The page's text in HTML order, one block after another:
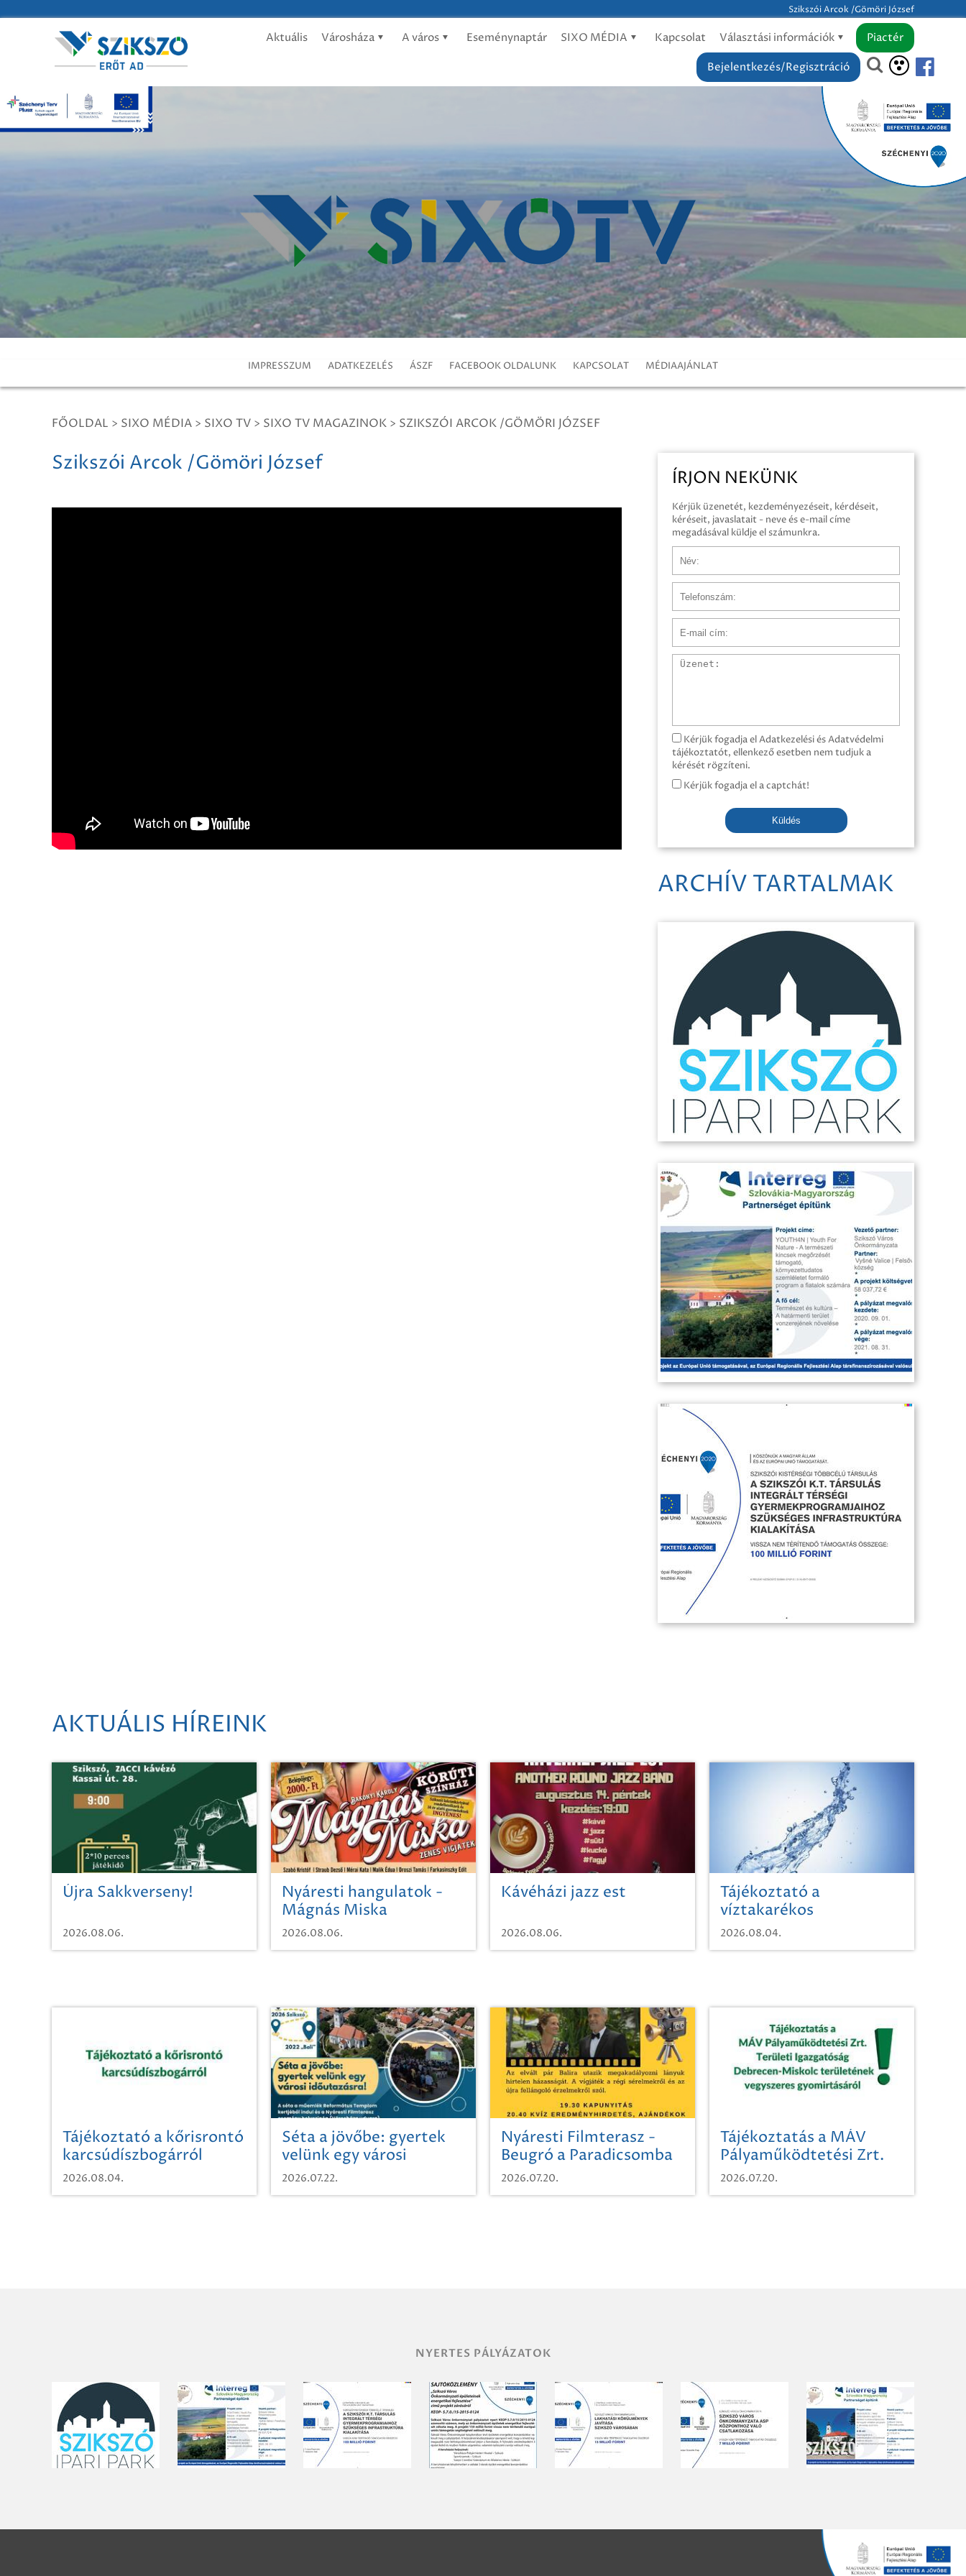
Szikszói Arcok /Gömöri József
Aktuális Városháza A város Eseménynaptár SIXO MÉDIA Kapcsolat Választási információk
Piactér
Bejelentkezés/Regisztráció
IMPRESSZUM ADATKEZELÉS ÁSZF FACEBOOK OLDALUNK KAPCSOLAT MÉDIAAJÁNLAT
FŐOLDAL > SIXO MÉDIA > SIXO TV > SIXO TV MAGAZINOK > SZIKSZÓI ARCOK /GÖMÖRI JÓZSEF
Szikszói Arcok /Gömöri József
ÍRJON NEKÜNK
Kérjük üzenetét, kezdeményezéseit, kérdéseit,
kéréseit, javaslatait - neve és e-mail címe
megadásával küldje el számunkra.
Üzenet
Kérjük fogadja el Adatkezelési és Adatvédelmi
tájékoztatót, ellenkező esetben nem tudjuk a
kérését rögzíteni.
Kérjük fogadja el a captchát!
Küldés
ARCHÍV TARTALMAK
AKTUÁLIS HÍREINK
Újra Sakkverseny!
2026.08.06.
Nyáresti hangulatok -
Mágnás Miska
2026.08.06.
Kávéházi jazz est
2026.08.06.
Tájékoztató a
víztakarékos
vízhasználatról
2026.08.04.
Tájékoztató a kőrisrontó
karcsúdíszbogárról
2026.08.04.
Séta a jövőbe: gyertek
velünk egy városi
időutazásra!
2026.07.22.
Nyáresti Filmterasz -
Beugró a Paradicsomba
2026.07.20.
Tájékoztatás a MÁV
Pályaműködtetési Zrt.
Területi Igazgatóság
Debrecen-Miskolc
2026.07.20.
NYERTES PÁLYÁZATOK